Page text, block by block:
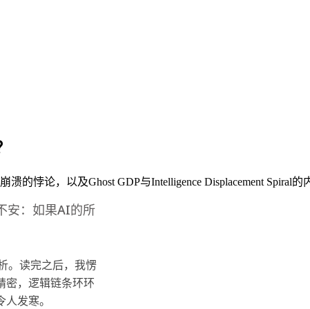
的悖论，以及Ghost GDP与Intelligence Displacement Spiral的
安：如果AI的所
。读完之后，我愣
密，逻辑链条环环
发寒。